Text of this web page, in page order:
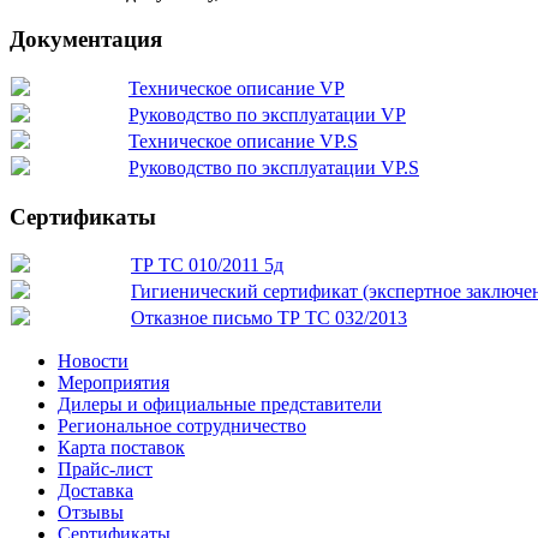
Документация
Техническое описание VP
Руководство по эксплуатации VP
Техническое описание VP.S
Руководство по эксплуатации VP.S
Сертификаты
ТР ТС 010/2011 5д
Гигиенический сертификат (экспертное
Отказное письмо ТР ТС 032/2013
Новости
Мероприятия
Дилеры и официальные представители
Региональное сотрудничество
Карта поставок
Прайс-лист
Доставка
Отзывы